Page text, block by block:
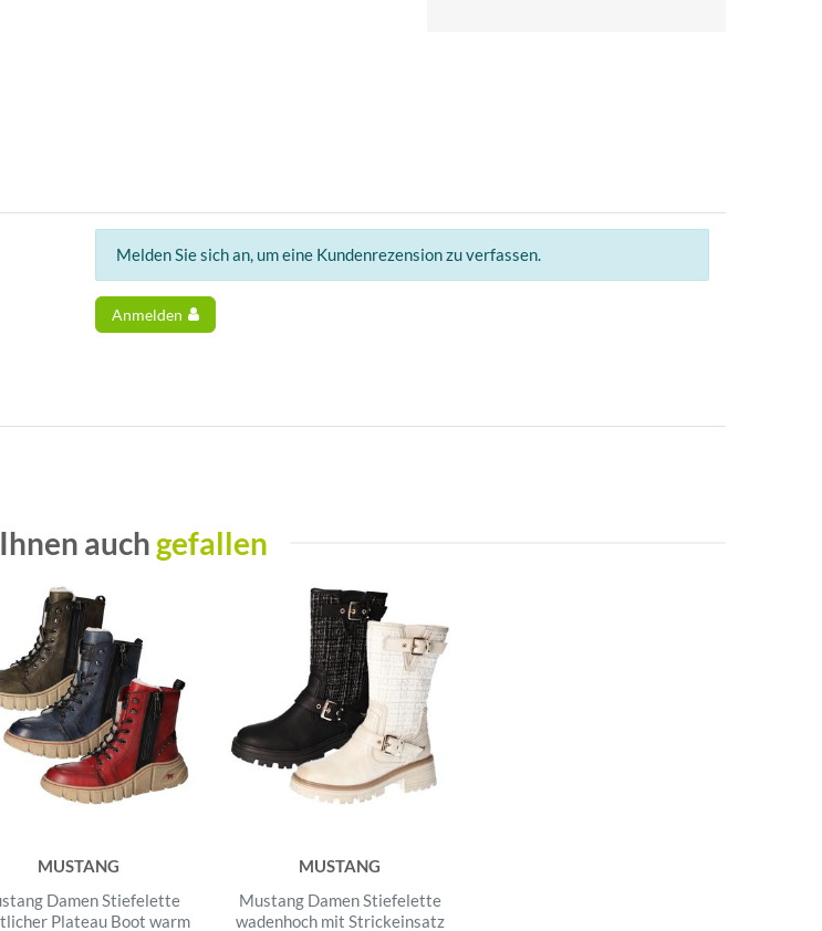
Melden Sie sich an, um eine Kundenrezension zu verfassen.
Anmelden
auch gefallen
MUSTANG
Damen Stiefelette
Plateau Boot warm
MUSTANG
Mustang Damen Stiefelette
wadenhoch mit Strickeinsatz